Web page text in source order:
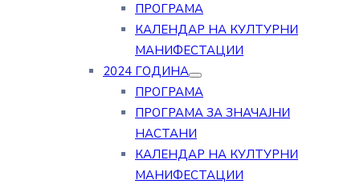
ПРОГРАМА
КАЛЕНДАР НА КУЛТУРНИ
МАНИФЕСТАЦИИ
2024 ГОДИНА
ПРОГРАМА
ПРОГРАМА ЗА ЗНАЧАЈНИ
НАСТАНИ
КАЛЕНДАР НА КУЛТУРНИ
МАНИФЕСТАЦИИ